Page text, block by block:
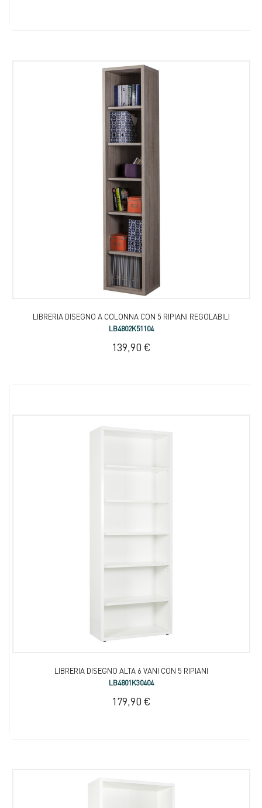
LIBRERIA DISEGNO A COLONNA CON 5 RIPIANI REGOLABILI
LB4802K51104
139,90 €
LIBRERIA DISEGNO ALTA 6 VANI CON 5 RIPIANI
LB4801K30404
179,90 €